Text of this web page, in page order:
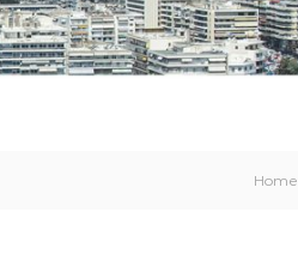
Home